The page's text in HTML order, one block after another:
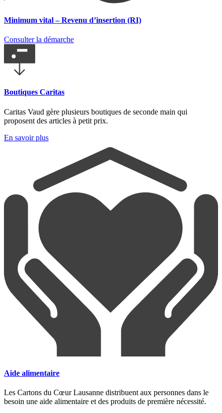
Minimum vital – Revenu d’insertion (RI)
Consulter la démarche
Boutiques Caritas
Caritas Vaud gère plusieurs boutiques de seconde main qui
proposent des articles à petit prix.
En savoir plus
Aide alimentaire
Les Cartons du Cœur Lausanne distribuent aux personnes dans le
besoin une aide alimentaire et des produits de première nécessité.